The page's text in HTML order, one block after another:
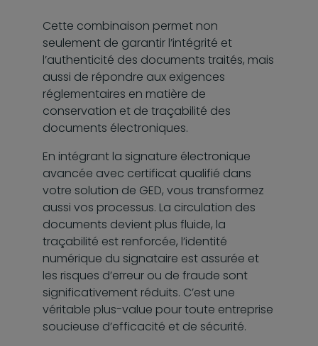
Cette combinaison permet non
seulement de garantir l’intégrité et
l’authenticité des documents traités, mais
aussi de répondre aux exigences
réglementaires en matière de
conservation et de traçabilité des
documents électroniques.
En intégrant la signature électronique
avancée avec certificat qualifié dans
votre solution de GED, vous transformez
aussi vos processus. La circulation des
documents devient plus fluide, la
traçabilité est renforcée, l’identité
numérique du signataire est assurée et
les risques d’erreur ou de fraude sont
significativement réduits. C’est une
véritable plus-value pour toute entreprise
soucieuse d’efficacité et de sécurité.